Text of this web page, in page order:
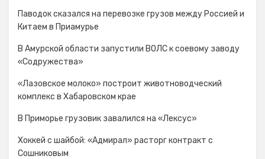
Паводок сказался на перевозке грузов между Россией и
Китаем в Приамурье
В Амурской области запустили ВОЛС к соевому заводу
«Содружества»
«Лазовское молоко» построит животноводческий
комплекс в Хабаровском крае
В Приморье грузовик завалился на «Лексус»
Хоккей с шайбой: «Адмирал» расторг контракт с
Сошниковым